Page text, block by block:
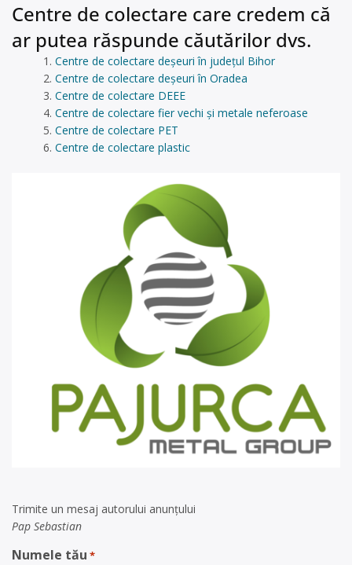
Centre de colectare care credem că
ar putea răspunde căutărilor dvs.
Centre de colectare deșeuri în județul Bihor
Centre de colectare deșeuri în Oradea
Centre de colectare DEEE
Centre de colectare fier vechi și metale neferoase
Centre de colectare PET
Centre de colectare plastic
Trimite un mesaj autorului anunţului
Pap Sebastian
Numele tău *